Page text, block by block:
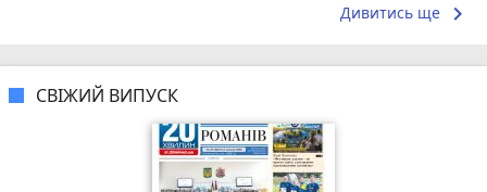
Дивитись ще keyboard_arrow_right
СВІЖИЙ ВИПУСК